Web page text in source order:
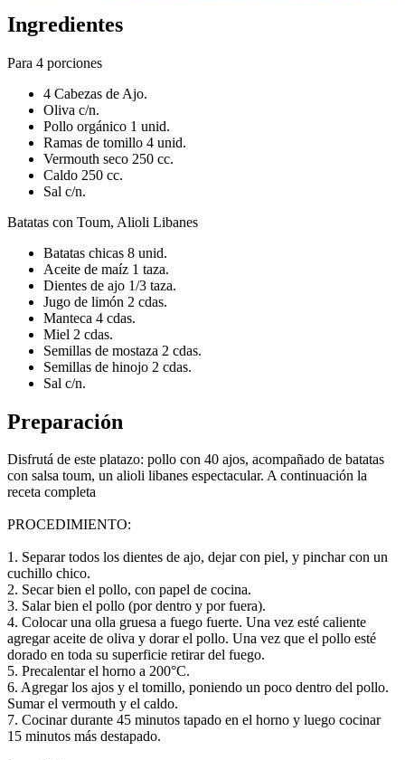
Ingredientes
Para 4 porciones
4 Cabezas de Ajo.
Oliva c/n.
Pollo orgánico 1 unid.
Ramas de tomillo 4 unid.
Vermouth seco 250 cc.
Caldo 250 cc.
Sal c/n.
Batatas con Toum, Alioli Libanes
Batatas chicas 8 unid.
Aceite de maíz 1 taza.
Dientes de ajo 1/3 taza.
Jugo de limón 2 cdas.
Manteca 4 cdas.
Miel 2 cdas.
Semillas de mostaza 2 cdas.
Semillas de hinojo 2 cdas.
Sal c/n.
Preparación
Disfrutá de este platazo: pollo con 40 ajos, acompañado de batatas
con salsa toum, un alioli libanes espectacular. A continuación la
receta completa
PROCEDIMIENTO:
1. Separar todos los dientes de ajo, dejar con piel, y pinchar con un
cuchillo chico.
2. Secar bien el pollo, con papel de cocina.
3. Salar bien el pollo (por dentro y por fuera).
4. Colocar una olla gruesa a fuego fuerte. Una vez esté caliente
agregar aceite de oliva y dorar el pollo. Una vez que el pollo esté
dorado en toda su superficie retirar del fuego.
5. Precalentar el horno a 200°C.
6. Agregar los ajos y el tomillo, poniendo un poco dentro del pollo.
Sumar el vermouth y el caldo.
7. Cocinar durante 45 minutos tapado en el horno y luego cocinar
15 minutos más destapado.